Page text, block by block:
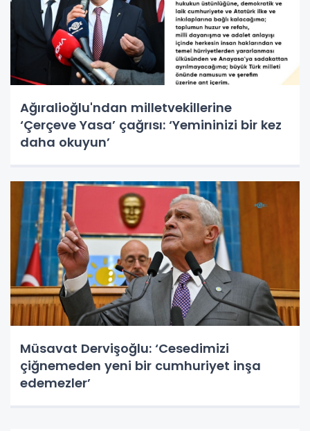
Ağıralioğlu'ndan milletvekillerine
‘Çerçeve Yasa’ çağrısı: ‘Yemininizi bir kez
daha okuyun’
Müsavat Dervişoğlu: ‘Cesedimizi
çiğnemeden yeni bir cumhuriyet inşa
edemezler’